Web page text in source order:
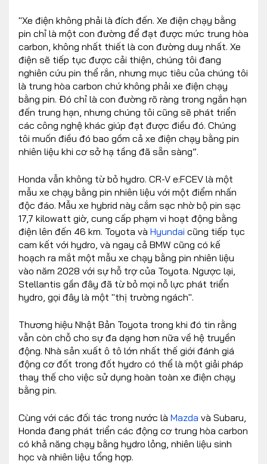
"Xe điện không phải là đích đến. Xe điện chạy bằng
pin chỉ là một con đường để đạt được mức trung hòa
carbon, không nhất thiết là con đường duy nhất. Xe
điện sẽ tiếp tục được cải thiện, chúng tôi đang
nghiên cứu pin thể rắn, nhưng mục tiêu của chúng tôi
là trung hòa carbon chứ không phải xe điện chạy
bằng pin. Đó chỉ là con đường rõ ràng trong ngắn hạn
đến trung hạn, nhưng chúng tôi cũng sẽ phát triển
các công nghệ khác giúp đạt được điều đó. Chúng
tôi muốn điều đó bao gồm cả xe điện chạy bằng pin
nhiên liệu khi cơ sở hạ tầng đã sẵn sàng”.
Honda vẫn không từ bỏ hydro. CR-V e:FCEV là một
mẫu xe chạy bằng pin nhiên liệu với một điểm nhấn
độc đáo. Mẫu xe hybrid này cắm sạc nhờ bộ pin sạc
17,7 kilowatt giờ, cung cấp phạm vi hoạt động bằng
điện lên đến 46 km. Toyota và Hyundai cũng tiếp tục
cam kết với hydro, và ngay cả BMW cũng có kế
hoạch ra mắt một mẫu xe chạy bằng pin nhiên liệu
vào năm 2028 với sự hỗ trợ của Toyota. Ngược lại,
Stellantis gần đây đã từ bỏ mọi nỗ lực phát triển
hydro, gọi đây là một "thị trường ngách".
Thương hiệu Nhật Bản Toyota trong khi đó tin rằng
vẫn còn chỗ cho sự đa dạng hơn nữa về hệ truyền
động. Nhà sản xuất ô tô lớn nhất thế giới đánh giá
động cơ đốt trong đốt hydro có thể là một giải pháp
thay thế cho việc sử dụng hoàn toàn xe điện chạy
bằng pin.
Cùng với các đối tác trong nước là Mazda và Subaru,
Honda đang phát triển các động cơ trung hòa carbon
có khả năng chạy bằng hydro lỏng, nhiên liệu sinh
học và nhiên liệu tổng hợp.